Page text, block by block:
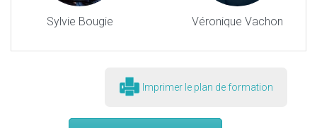
Sylvie Bougie Véronique Vachon
Imprimer le plan de formation